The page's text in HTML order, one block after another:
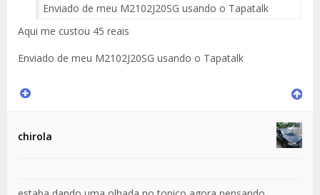
Enviado de meu M2102J20SG usando o Tapatalk
Aqui me custou 45 reais
Enviado de meu M2102J20SG usando o Tapatalk
chirola